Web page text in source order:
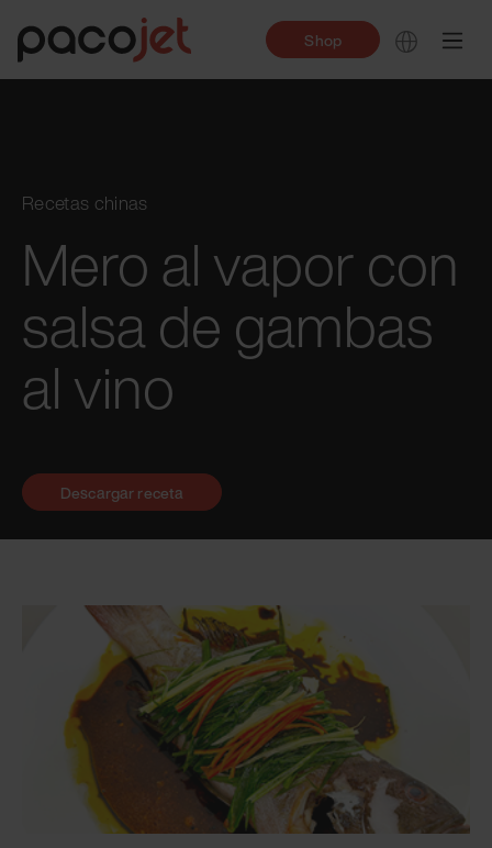
Shop
Recetas chinas
Mero al vapor con
salsa de gambas
al vino
Descargar receta